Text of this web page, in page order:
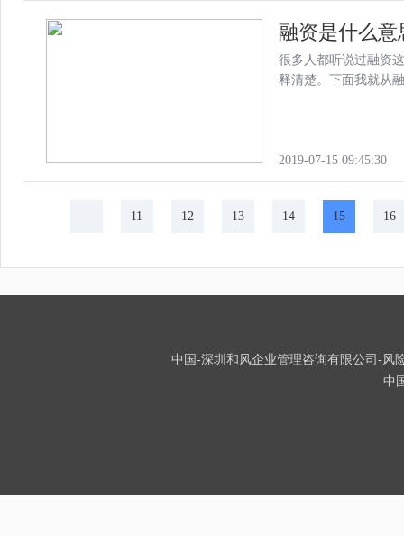
融资是什么意
很多人都听说过融资
释清楚。下面我就从
2019-07-15 09:45:30
11 12 13 14 15 16
中国-深圳和风企业管理咨询有限公司-
中